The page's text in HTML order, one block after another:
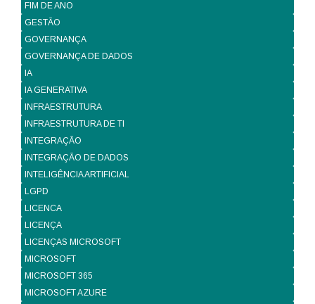
FIM DE ANO
GESTÃO
GOVERNANÇA
GOVERNANÇA DE DADOS
IA
IA GENERATIVA
INFRAESTRUTURA
INFRAESTRUTURA DE TI
INTEGRAÇÃO
INTEGRAÇÃO DE DADOS
INTELIGÊNCIA ARTIFICIAL
LGPD
LICENCA
LICENÇA
LICENÇAS MICROSOFT
MICROSOFT
MICROSOFT 365
MICROSOFT AZURE